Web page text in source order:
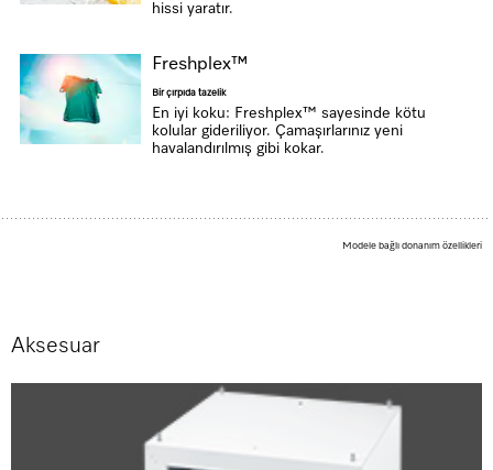
hissi yaratır.
Freshplex™
Bir çırpıda tazelik
En iyi koku: Freshplex™ sayesinde kötu
kolular gideriliyor. Çamaşırlarınız yeni
havalandırılmış gibi kokar.
Modele bağlı donanım özellikleri
Aksesuar